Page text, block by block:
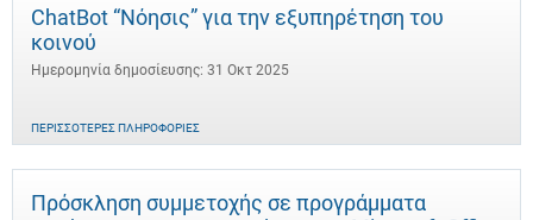
ChatBot “Νόησις” για την εξυπηρέτηση του
κοινού
Ημερομηνία δημοσίευσης: 31 Οκτ 2025
ΠΕΡΙΣΣΌΤΕΡΕΣ ΠΛΗΡΟΦΟΡΊΕΣ
Πρόσκληση συμμετοχής σε προγράμματα